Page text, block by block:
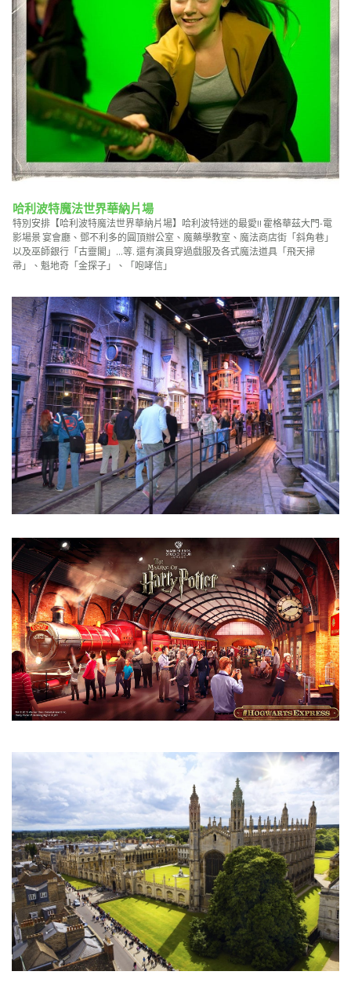
哈利波特魔法世界華納片場
特別安排【哈利波特魔法世界華納片場】哈利波特迷的最愛!! 霍格華茲大門-電
影場景 宴會廳、鄧不利多的圓頂辦公室、魔藥學教室、魔法商店街「斜角巷」
以及巫師銀行「古靈閣」...等. 還有演員穿過戲服及各式魔法道具「飛天掃
帚」、魁地奇「金探子」、「咆哮信」